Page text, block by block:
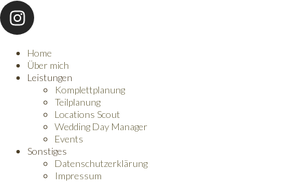
Home
Über mich
Leistungen
Komplettplanung
Teilplanung
Locations Scout
Wedding Day Manager
Events
Sonstiges
Datenschutzerklärung
Impressum